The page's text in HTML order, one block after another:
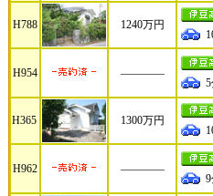
H788 1240万円
H954 ――――
H365 1300万円
H962 ――――